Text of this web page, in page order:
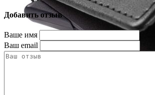
Добавить отзыв
Ваше имя
Ваш email